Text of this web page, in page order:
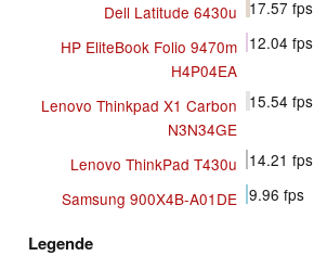
Dell Latitude 6430u 17.57 fps
HP EliteBook Folio 9470m
H4P04EA
12.04 fps
Lenovo Thinkpad X1 Carbon
N3N34GE
15.54 fps
Lenovo ThinkPad T430u 14.21 fps
Samsung 900X4B-A01DE 9.96 fps
Legende